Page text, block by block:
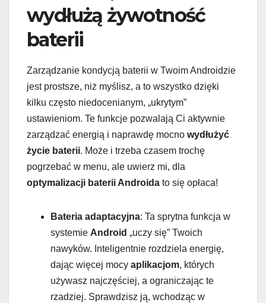
wydłużą żywotność
baterii
Zarządzanie kondycją baterii w Twoim Androidzie
jest prostsze, niż myślisz, a to wszystko dzięki
kilku często niedocenianym, „ukrytym”
ustawieniom. Te funkcje pozwalają Ci aktywnie
zarządzać energią i naprawdę mocno wydłużyć
życie baterii. Może i trzeba czasem trochę
pogrzebać w menu, ale uwierz mi, dla
optymalizacji baterii Androida to się opłaca!
Bateria adaptacyjna: Ta sprytna funkcja w
systemie Android „uczy się” Twoich
nawyków. Inteligentnie rozdziela energię,
dając więcej mocy aplikacjom, których
używasz najczęściej, a ograniczając te
rzadziej. Sprawdzisz ją, wchodząc w